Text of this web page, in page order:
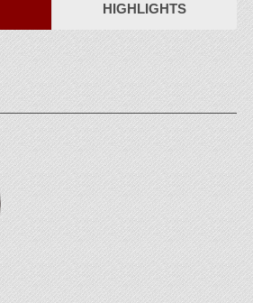
HIGHLIGHTS